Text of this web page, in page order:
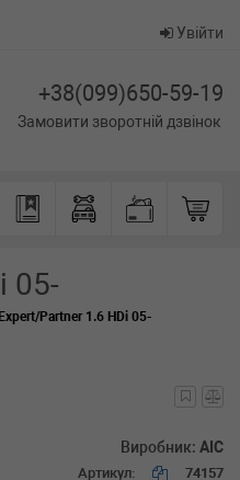
Увійти
+38(099)650-59-19
Замовити зворотній дзвінок
05-
Partner 1.6 HDi 05-
Виробник: AIC
Артикул: 74157